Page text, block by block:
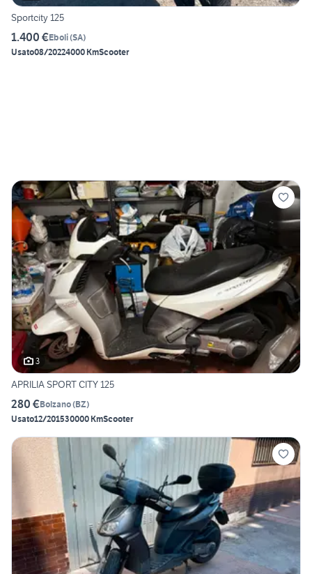
Sportcity 125
1.400 €Eboli(SA)
Usato08/20224000 KmScooter
3
APRILIA SPORT CITY 125
280 €Bolzano(BZ)
Usato12/201530000 KmScooter